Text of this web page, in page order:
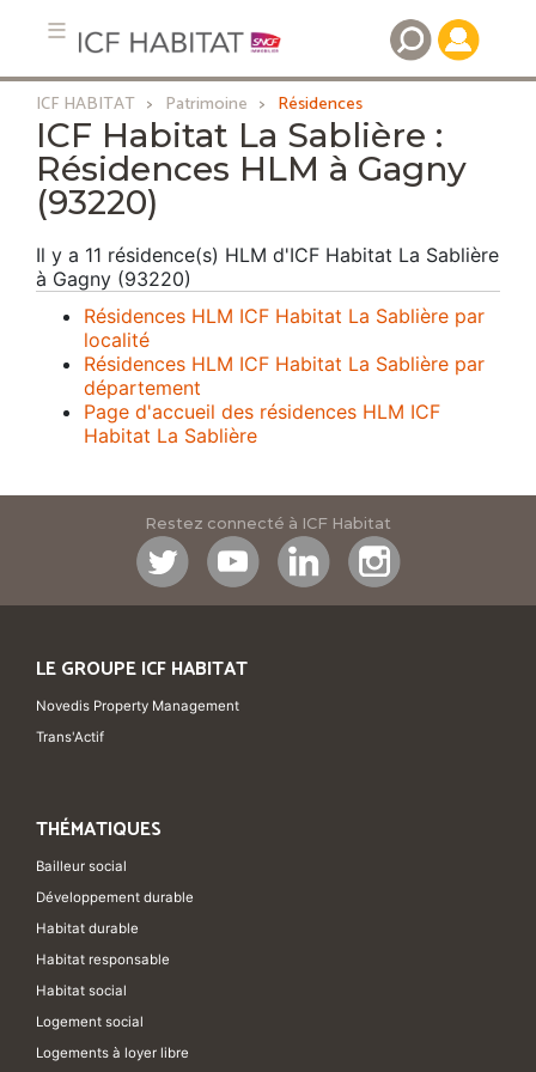
Aller
contenu
principal
ICF HABITAT Patrimoine Résidences
ICF Habitat La Sablière :
Résidences HLM à Gagny
(93220)
Il y a 11 résidence(s) HLM d'ICF Habitat La Sablière
à Gagny (93220)
Résidences HLM ICF Habitat La Sablière par
localité
Résidences HLM ICF Habitat La Sablière par
département
Page d'accueil des résidences HLM ICF
Habitat La Sablière
Restez connecté à ICF Habitat
LE GROUPE ICF HABITAT
Novedis Property Management
Trans'Actif
THÉMATIQUES
Bailleur social
Développement durable
Habitat durable
Habitat responsable
Habitat social
Logement social
Logements à loyer libre